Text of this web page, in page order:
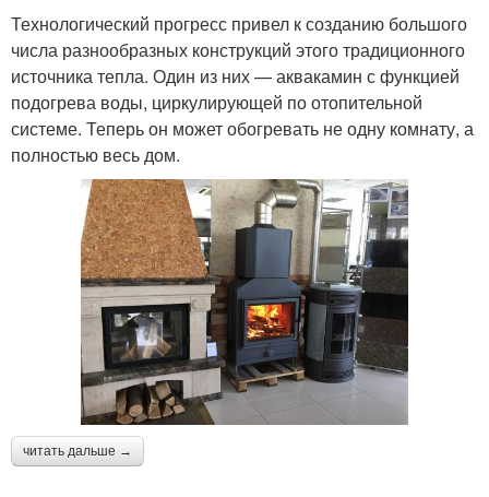
Технологический прогресс привел к созданию большого
числа разнообразных конструкций этого традиционного
источника тепла. Один из них — аквакамин с функцией
подогрева воды, циркулирующей по отопительной
системе. Теперь он может обогревать не одну комнату, а
полностью весь дом.
читать дальше →